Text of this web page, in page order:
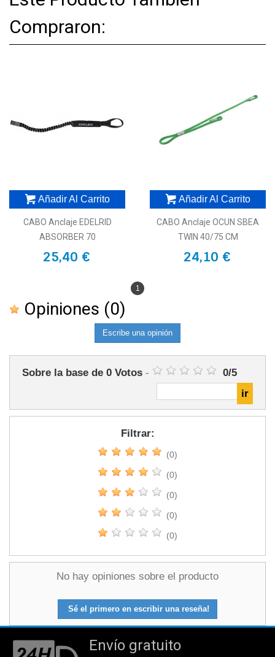
Compraron:
Añadir Al Carrito
CABO Anclaje EDELRID
ABSORBER 70
25,40 €
Añadir Al Carrito
CABO Anclaje OCUN SBEA
TWIN 40/75 CM
24,10 €
1
Opiniones (0)
Escribe una opinión
Sobre la base de 0 Votos - 0/5
Filtrar:
(0)
(0)
(0)
(0)
(0)
No hay opiniones sobre el producto
Sé el primero en escribir una reseña!
Envío gratuito